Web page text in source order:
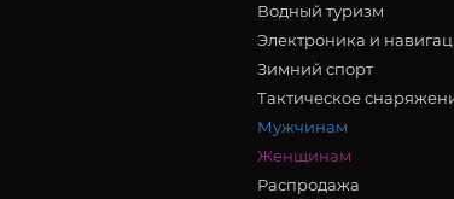
Водный туризм
Электроника и
Зимний спорт
Тактическое
Мужчинам
Женщинам
Распродажа